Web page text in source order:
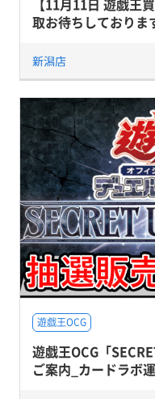
取お待ちしており
新潟店
遊戯王OCG
遊戯王OCG「
ご案内_カードラボ